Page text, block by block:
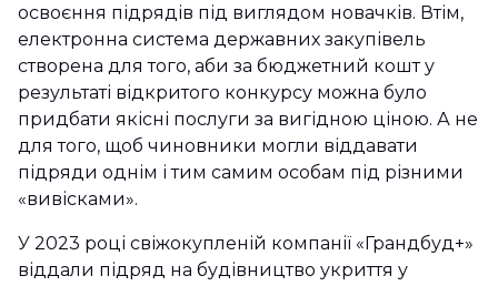
освоєння підрядів під виглядом новачків. Втім,
електронна система державних закупівель
створена для того, аби за бюджетний кошт у
результаті відкритого конкурсу можна було
придбати якісні послуги за вигідною ціною. А не
для того, щоб чиновники могли віддавати
підряди однім і тим самим особам під різними
«вивісками».
У 2023 році свіжокупленій компанії «Грандбуд+»
віддали підряд на будівництво укриття у